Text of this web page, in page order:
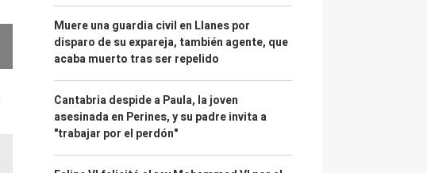
Muere una guardia civil en Llanes por
disparo de su expareja, también agente, que
acaba muerto tras ser repelido
Cantabria despide a Paula, la joven
asesinada en Perines, y su padre invita a
"trabajar por el perdón"